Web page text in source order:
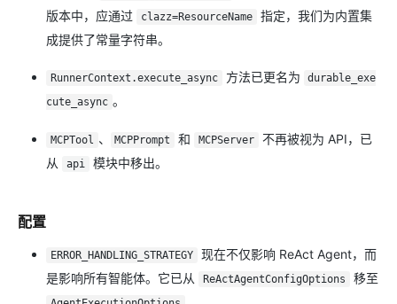
版本中，应通过
clazz=ResourceName
指定，我们为内置集
成提供了常量字符串。
RunnerContext.execute_async 方法已更名为
durable_exe
cute_async 。
MCPTool 、 MCPPrompt 和 MCPServer
不再被视为 API，已
从
api 模块中移出。
配置
ERROR_HANDLING_STRATEGY
现在不仅影响 ReAct Agent，而
是影响所有智能体。它已从
ReActAgentConfigOptions 移至